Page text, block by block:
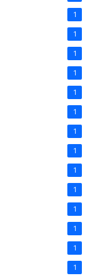
1
1
1
1
1
1
1
1
1
1
1
1
1
1